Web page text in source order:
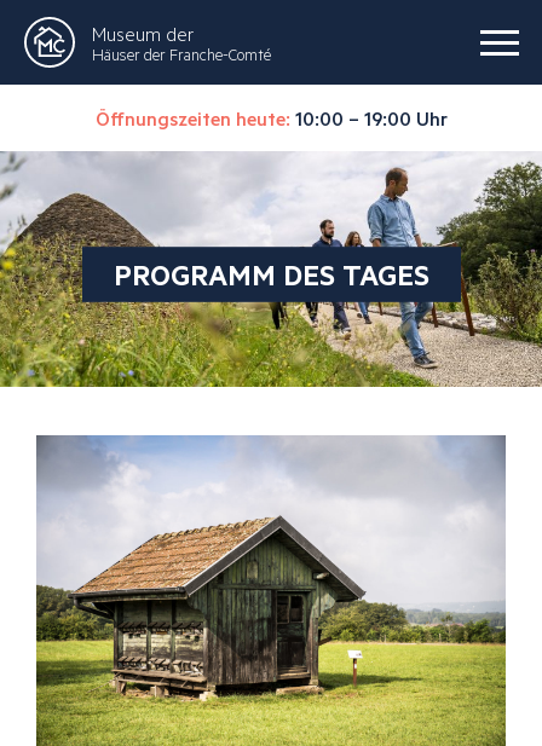
Museum der
Häuser der Franche-Comté
Öffnungszeiten heute: 10:00 – 19:00 Uhr
PROGRAMM DES TAGES